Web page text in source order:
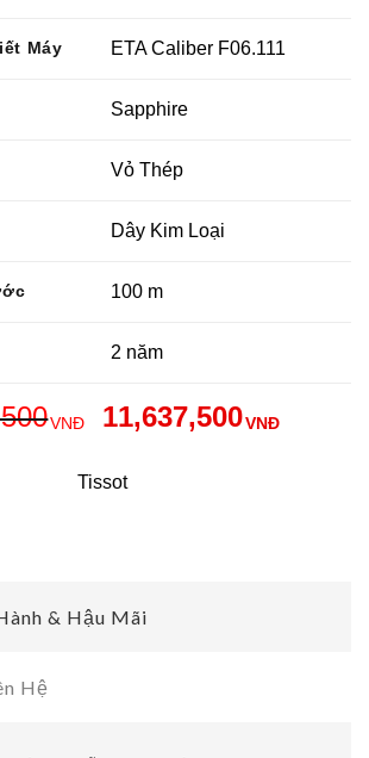
Máy ETA Caliber F06.111
Sapphire
Vỏ Thép
Dây Kim Loại
100 m
2 năm
VNĐ 11,637,500VNĐ
Tissot
& Hậu Mãi
Hệ